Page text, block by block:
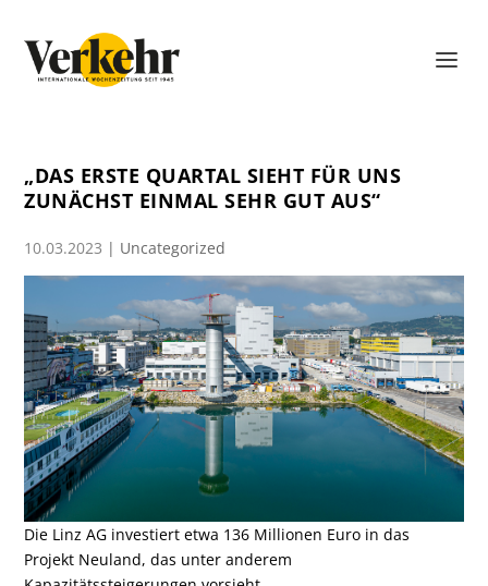
„DAS ERSTE QUARTAL SIEHT FÜR UNS
ZUNÄCHST EINMAL SEHR GUT AUS“
10.03.2023 | Uncategorized
Die Linz AG investiert etwa 136 Millionen Euro in das
Projekt Neuland, das unter anderem